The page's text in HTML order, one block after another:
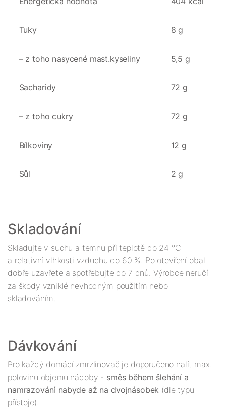
Tuky 8 g
– z toho nasycené mast.kyseliny 5,5 g
Sacharidy 72 g
– z toho cukry 72 g
Bílkoviny 12 g
Sůl 2 g
Skladování
Skladujte v suchu a temnu při teplotě do 24 °C
a relativní vlhkosti vzduchu do 60 %. Po otevření obal
dobře uzavřete a spotřebujte do 7 dnů. Výrobce neručí
za škody vzniklé nevhodným použitím nebo
skladováním.
Dávkování
Pro každý domácí zmrzlinovač je doporučeno nalít max.
polovinu objemu nádoby - směs během šlehání a
namrazování nabyde až na dvojnásobek (dle typu
přístoje).